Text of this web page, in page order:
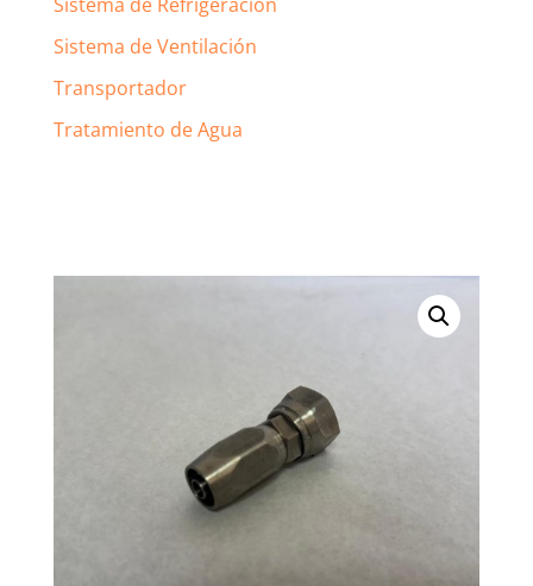
Sistema de Ventilación
Transportador
Tratamiento de Agua